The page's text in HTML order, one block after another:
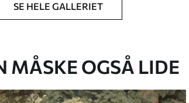
skæres i identiske
SE HELE GALLERIET
MÅSKE OGSÅ LIDE